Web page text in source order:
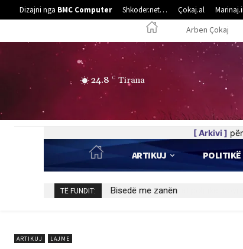
Dizajni nga BMC Computer Shkoder.net… Çokaj.al
Arben Çokaj
24.8 C Tirana
[ Arkivi ]
ARTIKUJ POLITIKË
TË FUNDIT: Bisedë me zanën
ARTIKUJ LAJME